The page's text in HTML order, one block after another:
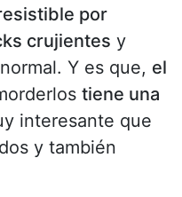
por
crujientes y
Y es que, el
tiene una
interesante que
y también